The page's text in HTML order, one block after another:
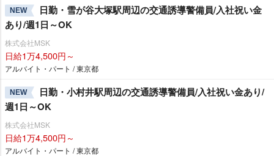
NEW
日勤・雪が谷大塚駅周辺の交通誘導警備員/入社祝い金
あり/週1日～OK
株式会社MSK
日給1万4,500円～
アルバイト・パート / 東京都
NEW
日勤・小村井駅周辺の交通誘導警備員/入社祝い金あり/
週1日～OK
株式会社MSK
日給1万4,500円～
アルバイト・パート / 東京都